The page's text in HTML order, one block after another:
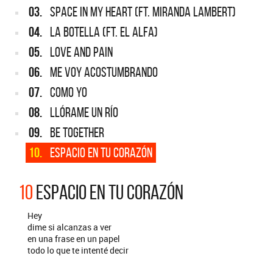
03. SPACE IN MY HEART (FT. MIRANDA LAMBERT)
04. LA BOTELLA (FT. EL ALFA)
05. LOVE AND PAIN
06. ME VOY ACOSTUMBRANDO
07. COMO YO
08. LLÓRAME UN RÍO
09. BE TOGETHER
10. ESPACIO EN TU CORAZÓN
10ESPACIO EN TU CORAZÓN
Hey
dime si alcanzas a ver
en una frase en un papel
todo lo que te intenté decir